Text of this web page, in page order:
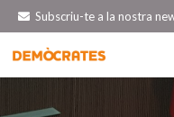
Subscriu-te a la nostra